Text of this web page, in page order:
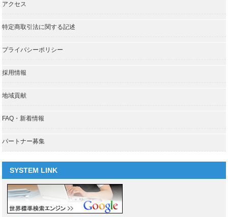
アクセス
特定商取引法に関する記述
プライバシーポリシー
採用情報
地域貢献
FAQ・新着情報
パートナー募集
SYSTEM LINK